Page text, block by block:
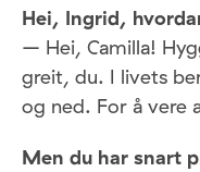
Hei, Ingrid,
– Hei, Camilla!
greit, du. I livets
og ned. For å vere
Men du har snart